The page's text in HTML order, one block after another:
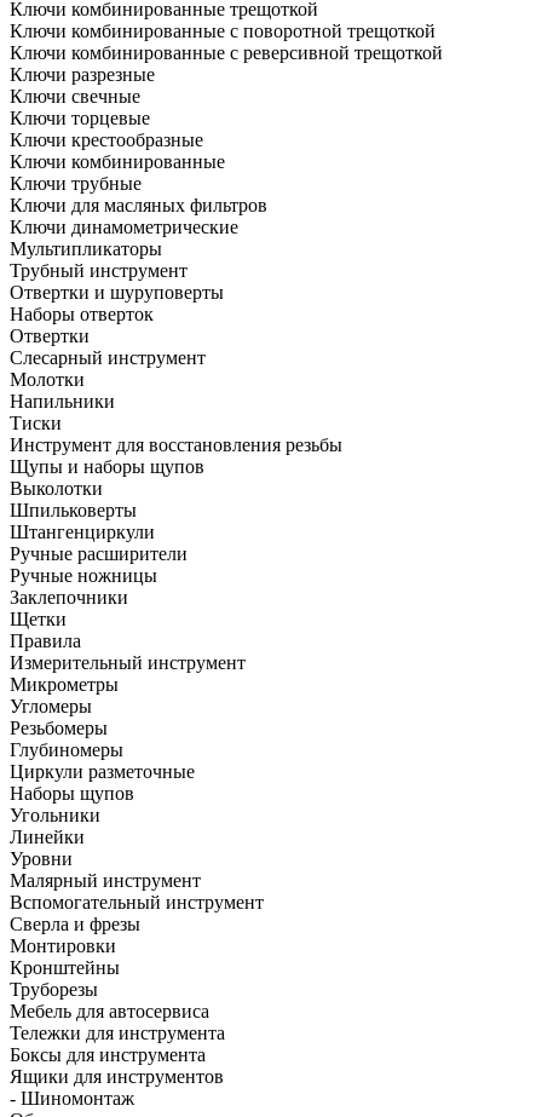
Ключи комбинированные трещоткой
Ключи комбинированные с поворотной трещоткой
Ключи комбинированные с реверсивной трещоткой
Ключи разрезные
Ключи свечные
Ключи торцевые
Ключи крестообразные
Ключи комбинированные
Ключи трубные
Ключи для масляных фильтров
Ключи динамометрические
Мультипликаторы
Трубный инструмент
Отвертки и шуруповерты
Наборы отверток
Отвертки
Слесарный инструмент
Молотки
Напильники
Тиски
Инструмент для восстановления резьбы
Щупы и наборы щупов
Выколотки
Шпильковерты
Штангенциркули
Ручные расширители
Ручные ножницы
Заклепочники
Щетки
Правила
Измерительный инструмент
Микрометры
Угломеры
Резьбомеры
Глубиномеры
Циркули разметочные
Наборы щупов
Угольники
Линейки
Уровни
Малярный инструмент
Вспомогательный инструмент
Сверла и фрезы
Монтировки
Кронштейны
Труборезы
Мебель для автосервиса
Тележки для инструмента
Боксы для инструмента
Ящики для инструментов
- Шиномонтаж